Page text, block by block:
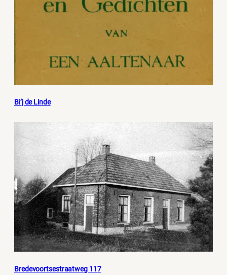
Bi’j de Linde
Bredevoortsestraatweg 117